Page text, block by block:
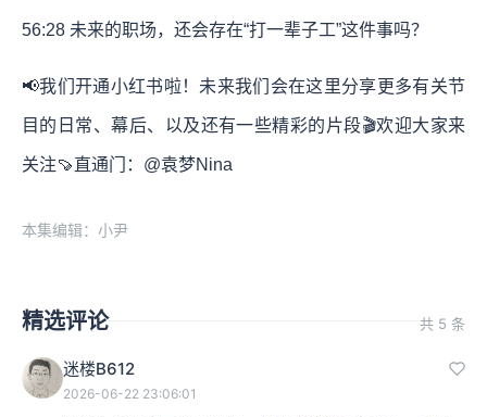
56:28 未来的职场，还会存在“打一辈子工”这件事吗？
📢我们开通小红书啦！未来我们会在这里分享更多有关节
目的日常、幕后、以及还有一些精彩的片段🎬欢迎大家来
关注🍠直通门：@袁梦Nina
本集编辑：小尹
精选评论 共 5 条
迷楼B612
2026-06-22 23:06:01